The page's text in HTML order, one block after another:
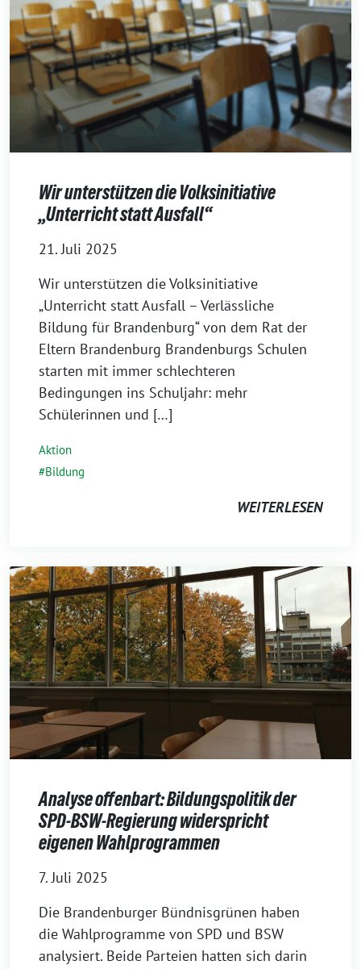
Wir unterstützen die Volksinitiative
„Unterricht statt Ausfall“
21. Juli 2025
Wir unterstützen die Volksinitiative
„Unterricht statt Ausfall – Verlässliche
Bildung für Brandenburg“ von dem Rat der
Eltern Brandenburg Brandenburgs Schulen
starten mit immer schlechteren
Bedingungen ins Schuljahr: mehr
Schülerinnen und […]
Aktion
Bildung
WEITERLESEN
Analyse offenbart: Bildungspolitik der
SPD-BSW-Regierung widerspricht
eigenen Wahlprogrammen
7. Juli 2025
Die Brandenburger Bündnisgrünen haben
die Wahlprogramme von SPD und BSW
analysiert. Beide Parteien hatten sich darin